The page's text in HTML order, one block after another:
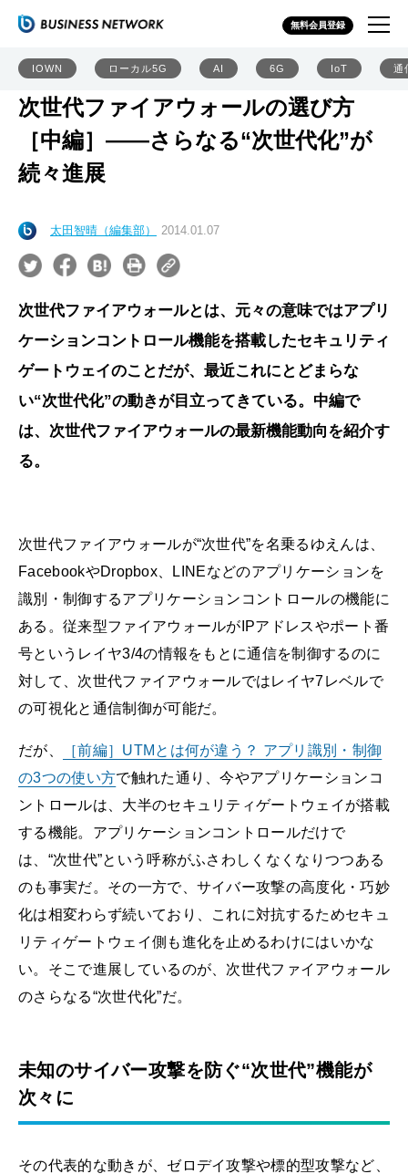
無料会員登録
IOWN ローカル5G AI 6G IoT 通
次世代ファイアウォールの選び方
［中編］――さらなる“次世代化”が
続々進展
太田智晴（編集部） 2014.01.07
次世代ファイアウォールとは、元々の意味ではアプリ
ケーションコントロール機能を搭載したセキュリティ
ゲートウェイのことだが、最近これにとどまらな
い“次世代化”の動きが目立ってきている。中編で
は、次世代ファイアウォールの最新機能動向を紹介す
る。
次世代ファイアウォールが“次世代”を名乗るゆえんは、
FacebookやDropbox、LINEなどのアプリケーションを
識別・制御するアプリケーションコントロールの機能に
ある。従来型ファイアウォールがIPアドレスやポート番
号というレイヤ3/4の情報をもとに通信を制御するのに
対して、次世代ファイアウォールではレイヤ7レベルで
の可視化と通信制御が可能だ。
だが、
［前編］UTMとは何が違う？ アプリ識別・制御
の3つの使い方で触れた通り、今やアプリケーションコ
ントロールは、大半のセキュリティゲートウェイが搭載
する機能。アプリケーションコントロールだけで
は、“次世代”という呼称がふさわしくなくなりつつある
のも事実だ。その一方で、サイバー攻撃の高度化・巧妙
化は相変わらず続いており、これに対抗するためセキュ
リティゲートウェイ側も進化を止めるわけにはいかな
い。そこで進展しているのが、次世代ファイアウォール
のさらなる“次世代化”だ。
未知のサイバー攻撃を防ぐ“次世代”機能が
次々に
その代表的な動きが、ゼロデイ攻撃や標的型攻撃など、